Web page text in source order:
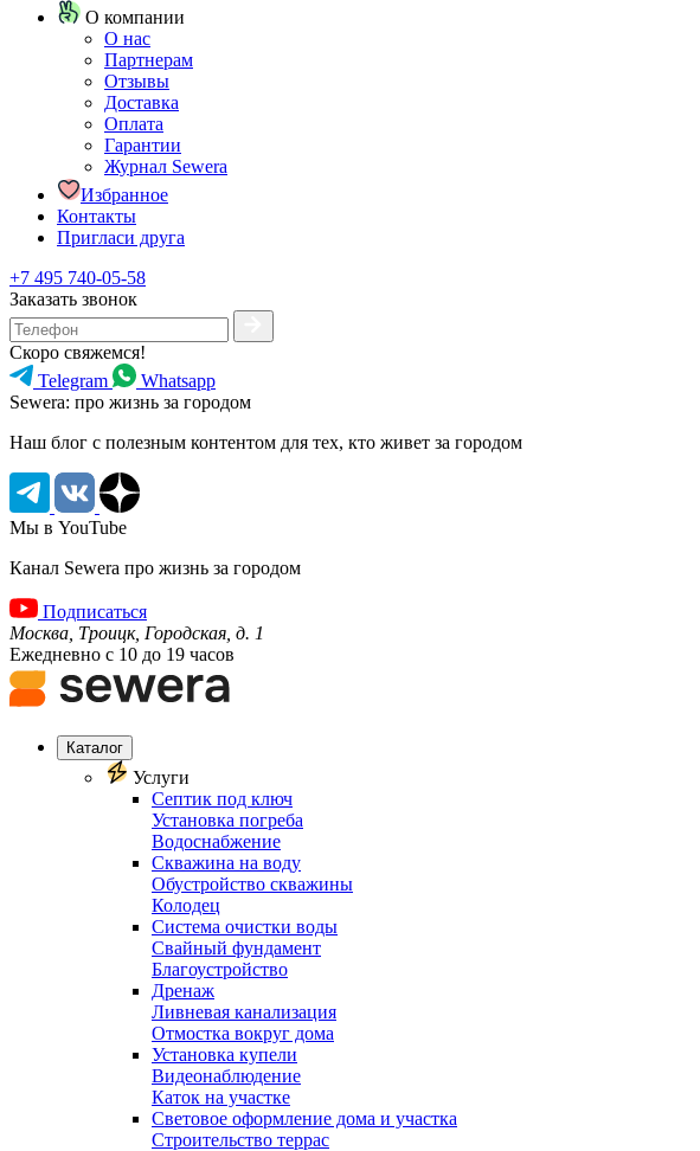
О компании
О нас
Партнерам
Отзывы
Доставка
Оплата
Гарантии
Журнал Sewera
Избранное
Контакты
Пригласи друга
+7 495 740-05-58
Заказать звонок
Скоро свяжемся!
Telegram
Whatsapp
Sewera: про жизнь за городом
Наш блог c полезным контентом для тех, кто живет за городом
Мы в YouTube
Канал Sewera про жизнь за городом
Подписаться
Москва, Троицк, Городская, д. 1
Ежедневно с 10 до 19 часов
Каталог
Услуги
Септик под ключ
Установка погреба
Водоснабжение
Скважина на воду
Обустройство скважины
Колодец
Система очистки воды
Свайный фундамент
Благоустройство
Дренаж
Ливневая канализация
Отмостка вокруг дома
Установка купели
Видеонаблюдение
Каток на участке
Световое оформление дома и участка
Строительство террас